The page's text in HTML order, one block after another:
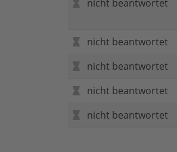
nicht beantwortet
nicht beantwortet
nicht beantwortet
nicht beantwortet
nicht beantwortet